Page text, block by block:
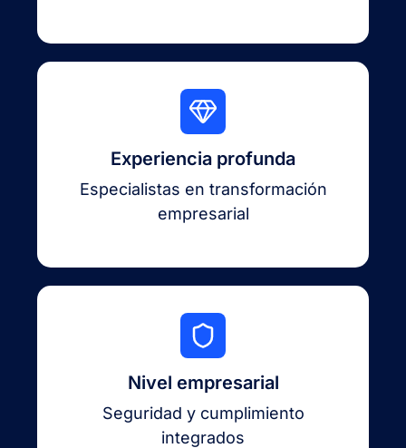
Experiencia profunda
Especialistas en transformación
empresarial
Nivel empresarial
Seguridad y cumplimiento
integrados